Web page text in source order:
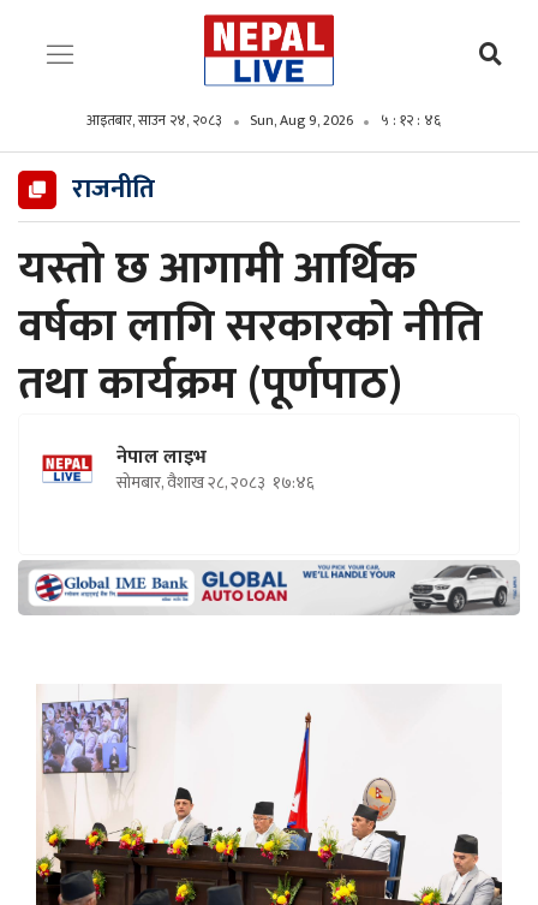
आइतबार, साउन २४, २०८३ Sun, Aug 9, 2026 ५ : १२ : ४७
राजनीति
यस्तो छ आगामी आर्थिक
वर्षका लागि सरकारको नीति
तथा कार्यक्रम (पूर्णपाठ)
नेपाल लाइभ
सोमबार, वैशाख २८, २०८३ १७:४६